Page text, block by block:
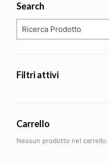
Search
Filtri attivi
Carrello
Nessun prodotto nel carrello.